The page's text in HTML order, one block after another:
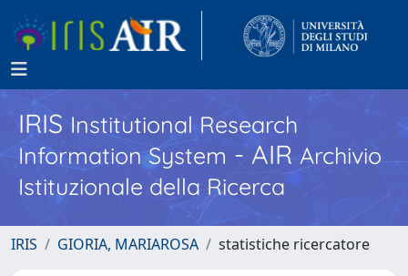
IRISInstitutional Research
Information System - AIR Archivio
Istituzionale della Ricerca
IRIS GIORIA, MARIAROSA statistiche ricercatore